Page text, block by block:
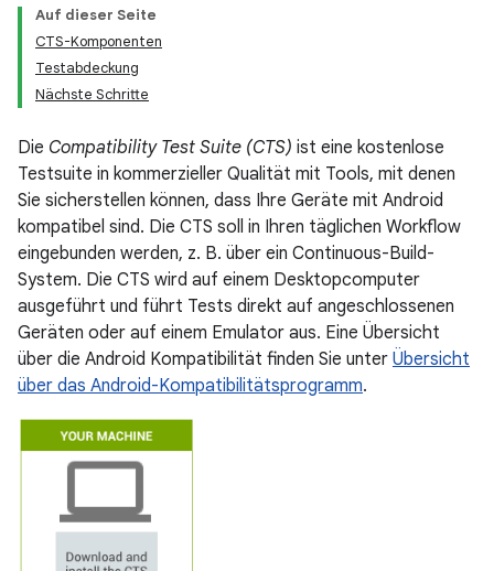
Auf dieser Seite
CTS-Komponenten
Testabdeckung
Nächste Schritte
Die Compatibility Test Suite (CTS) ist eine kostenlose
Testsuite in kommerzieller Qualität mit Tools, mit denen
Sie sicherstellen können, dass Ihre Geräte mit Android
kompatibel sind. Die CTS soll in Ihren täglichen Workflow
eingebunden werden, z. B. über ein Continuous-Build-
System. Die CTS wird auf einem Desktopcomputer
ausgeführt und führt Tests direkt auf angeschlossenen
Geräten oder auf einem Emulator aus. Eine Übersicht
über die Android Kompatibilität finden Sie unter Übersicht
über das Android-Kompatibilitätsprogramm.